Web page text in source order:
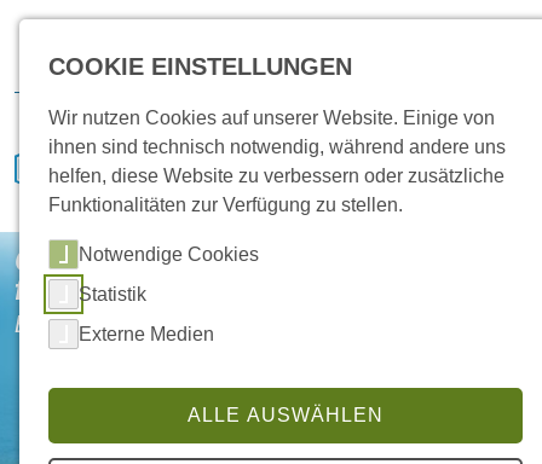
Downloads
Gute Luft
für alle
Beständige Lösungen. Individuell weitergedacht.
COOKIE EINSTELLUNGEN
Wir nutzen Cookies auf unserer Website. Einige von
ihnen sind technisch notwendig, während andere uns
helfen, diese Website zu verbessern oder zusätzliche
Funktionalitäten zur Verfügung zu stellen.
Notwendige Cookies
Statistik
Externe Medien
ALLE AUSWÄHLEN